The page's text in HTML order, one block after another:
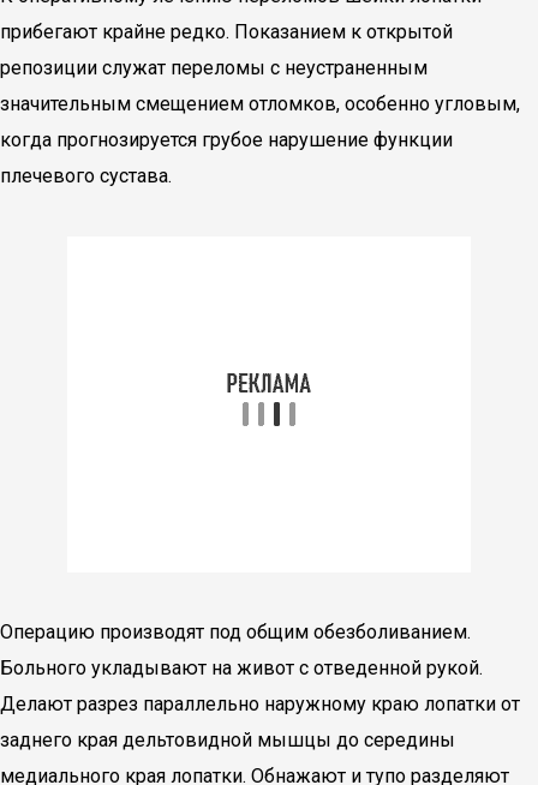
прибегают крайне редко. Показанием к открытой
репозиции служат переломы с неустраненным
значительным смещением отломков, особенно угловым,
когда прогнозируется грубое нарушение функции
плечевого сустава.
Операцию производят под общим обезболиванием.
Больного укладывают на живот с отведенной рукой.
Делают разрез параллельно наружному краю лопатки от
заднего края дельтовидной мышцы до середины
медиального края лопатки. Обнажают и тупо разделяют